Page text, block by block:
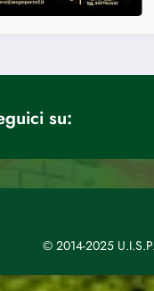
su:
© 2014-2025